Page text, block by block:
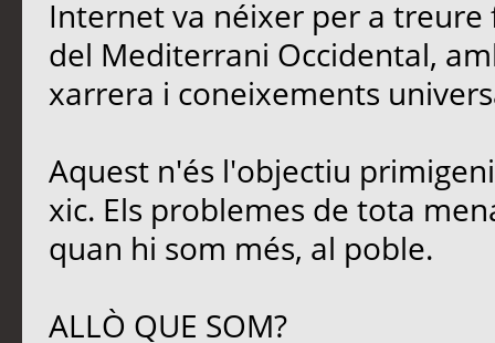
Internet va néixer per a
del Mediterrani Occidental,
xarrera i coneixements
Aquest n'és l'objectiu
xic. Els problemes de tota
quan hi som més, al poble.
ALLÒ QUE SOM?